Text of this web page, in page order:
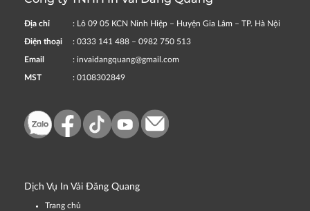
Địa chỉ : Lô 09 05 KCN Ninh Hiệp – Huyện Gia Lâm – TP. Hà Nội
Điện thoại : 0333 141 488 – 0982 750 513
Email : invaidangquang@gmail.com
MST : 0108302849
Dịch Vụ In Vải Đăng Quang
Trang chủ